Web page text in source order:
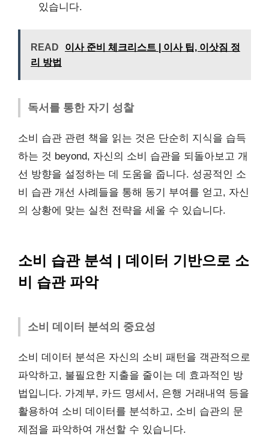
있습니다.
READ
이사 준비 체크리스트 | 이사 팁, 이삿짐 정
리 방법
독서를 통한 자기 성찰
소비 습관 관련 책을 읽는 것은 단순히 지식을 습득
하는 것 beyond, 자신의 소비 습관을 되돌아보고 개
선 방향을 설정하는 데 도움을 줍니다. 성공적인 소
비 습관 개선 사례들을 통해 동기 부여를 얻고, 자신
의 상황에 맞는 실천 전략을 세울 수 있습니다.
소비 습관 분석 | 데이터 기반으로 소
비 습관 파악
소비 데이터 분석의 중요성
소비 데이터 분석은 자신의 소비 패턴을 객관적으로
파악하고, 불필요한 지출을 줄이는 데 효과적인 방
법입니다. 가계부, 카드 명세서, 은행 거래내역 등을
활용하여 소비 데이터를 분석하고, 소비 습관의 문
제점을 파악하여 개선할 수 있습니다.